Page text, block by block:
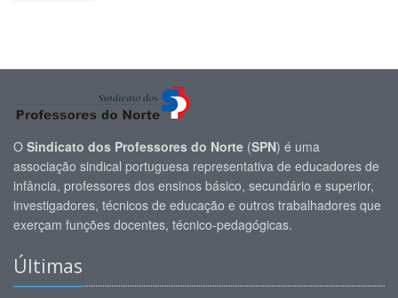
O Sindicato dos Professores do Norte (SPN) é uma
associação sindical portuguesa representativa de educadores de
infância, professores dos ensinos básico, secundário e superior,
investigadores, técnicos de educação e outros trabalhadores que
exerçam funções docentes, técnico-pedagógicas.
Últimas